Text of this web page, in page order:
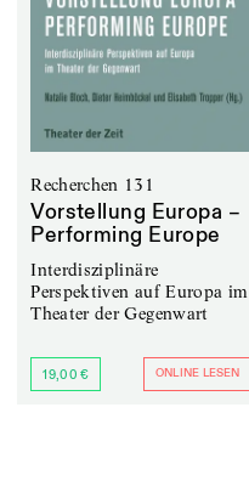
Recherchen 131
Vorstellung Europa –
Performing Europe
Interdisziplinäre
Perspektiven auf Europa im
Theater der Gegenwart
19,00 € ONLINE LESEN